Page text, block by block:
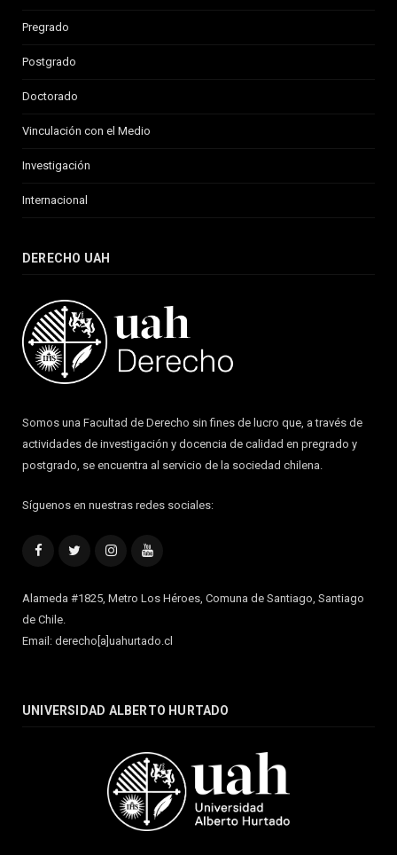
Pregrado
Postgrado
Doctorado
Vinculación con el Medio
Investigación
Internacional
DERECHO UAH
Somos una Facultad de Derecho sin fines de lucro que, a través de
actividades de investigación y docencia de calidad en pregrado y
postgrado, se encuentra al servicio de la sociedad chilena.
Síguenos en nuestras redes sociales:
FacebookTwitterInstagramYouTube
Alameda #1825, Metro Los Héroes, Comuna de Santiago, Santiago
de Chile.
Email: derecho[a]uahurtado.cl
UNIVERSIDAD ALBERTO HURTADO